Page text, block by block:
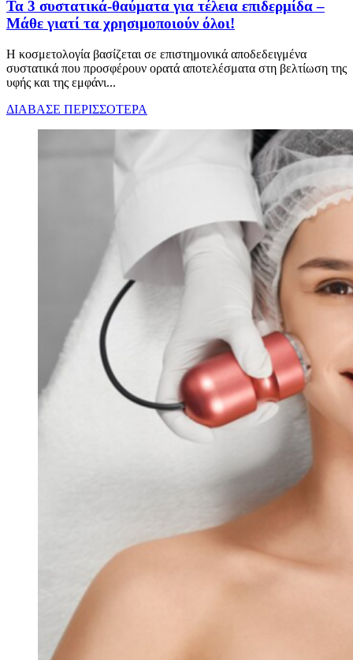
Τα 3 συστατικά-θαύματα για τέλεια επιδερμίδα –
Μάθε γιατί τα χρησιμοποιούν όλοι!
Η κοσμετολογία βασίζεται σε επιστημονικά αποδεδειγμένα
συστατικά που προσφέρουν ορατά αποτελέσματα στη βελτίωση της
υφής και της εμφάνι...
ΔΙΑΒΑΣΕ ΠΕΡΙΣΣΟΤΕΡΑ